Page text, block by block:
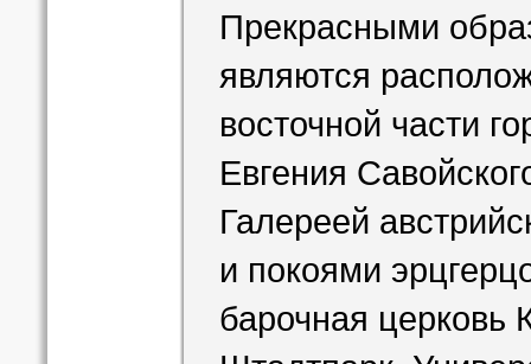
Прекрасными
являются
восточной части
Евгения
Галереей
и покоями
барочная церковь